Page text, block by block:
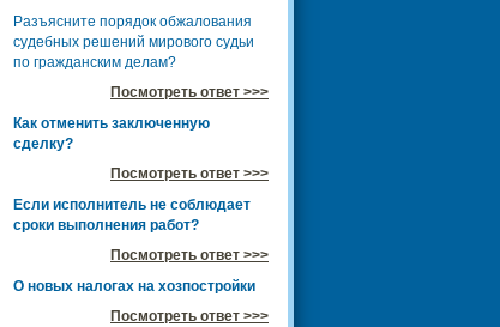
Разъясните порядок обжалования
судебных решений мирового судьи
по гражданским делам?
Посмотреть ответ >>>
Как отменить заключенную
сделку?
Посмотреть ответ >>>
Если исполнитель не соблюдает
сроки выполнения работ?
Посмотреть ответ >>>
О новых налогах на хозпостройки
Посмотреть ответ >>>